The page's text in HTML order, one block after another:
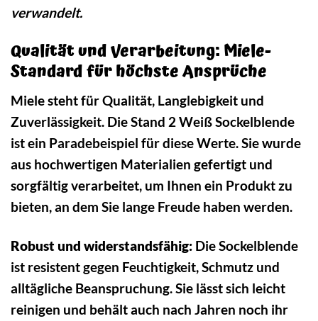
verwandelt.
Qualität und Verarbeitung: Miele-
Standard für höchste Ansprüche
Miele steht für Qualität, Langlebigkeit und
Zuverlässigkeit. Die Stand 2 Weiß Sockelblende
ist ein Paradebeispiel für diese Werte. Sie wurde
aus hochwertigen Materialien gefertigt und
sorgfältig verarbeitet, um Ihnen ein Produkt zu
bieten, an dem Sie lange Freude haben werden.
Robust und widerstandsfähig: Die Sockelblende
ist resistent gegen Feuchtigkeit, Schmutz und
alltägliche Beanspruchung. Sie lässt sich leicht
reinigen und behält auch nach Jahren noch ihr